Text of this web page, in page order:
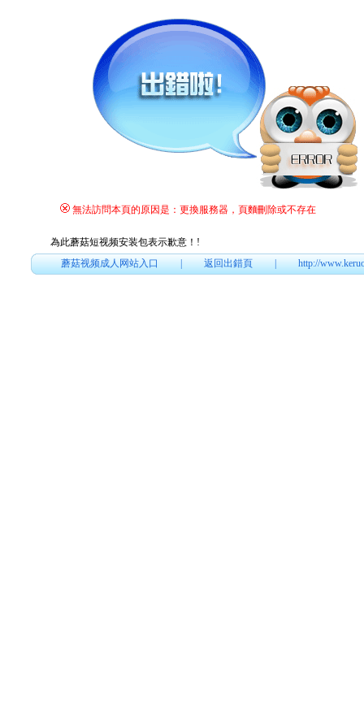
無法訪問本頁的原因是：更換服務器，頁麵刪除或不存在
為此蘑菇短视频安装包表示歉意！ !
蘑菇视频成人网站入口|返回出錯頁|http://